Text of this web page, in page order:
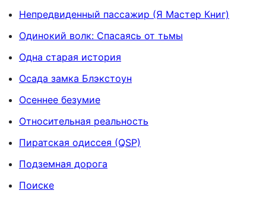
Непредвиденный пассажир (Я Мастер Книг)
Одинокий волк: Спасаясь от тьмы
Одна старая история
Осада замка Блэкстоун
Осеннее безумие
Относительная реальность
Пиратская одиссея (QSP)
Подземная дорога
Поиске